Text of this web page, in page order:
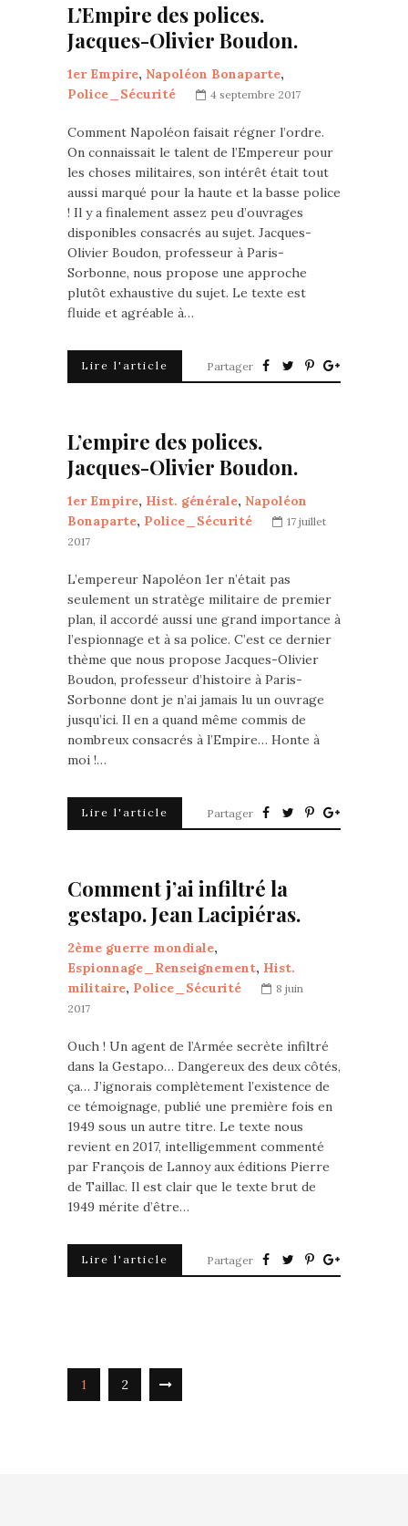
L’Empire des polices.
Jacques-Olivier Boudon.
1er Empire, Napoléon Bonaparte,
Police_Sécurité
4 septembre 2017
Comment Napoléon faisait régner l’ordre.
On connaissait le talent de l’Empereur pour
les choses militaires, son intérêt était tout
aussi marqué pour la haute et la basse police
! Il y a finalement assez peu d’ouvrages
disponibles consacrés au sujet. Jacques-
Olivier Boudon, professeur à Paris-
Sorbonne, nous propose une approche
plutôt exhaustive du sujet. Le texte est
fluide et agréable à…
Lire l'article Partager
L’empire des polices.
Jacques-Olivier Boudon.
1er Empire, Hist. générale, Napoléon
Bonaparte, Police_Sécurité
17 juillet
2017
L’empereur Napoléon 1er n’était pas
seulement un stratège militaire de premier
plan, il accordé aussi une grand importance à
l’espionnage et à sa police. C’est ce dernier
thème que nous propose Jacques-Olivier
Boudon, professeur d’histoire à Paris-
Sorbonne dont je n’ai jamais lu un ouvrage
jusqu’ici. Il en a quand même commis de
nombreux consacrés à l’Empire… Honte à
moi !…
Lire l'article Partager
Comment j’ai infiltré la
gestapo. Jean Lacipiéras.
2ème guerre mondiale,
Espionnage_Renseignement, Hist.
militaire, Police_Sécurité
8 juin
2017
Ouch ! Un agent de l’Armée secrète infiltré
dans la Gestapo… Dangereux des deux côtés,
ça… J’ignorais complètement l’existence de
ce témoignage, publié une première fois en
1949 sous un autre titre. Le texte nous
revient en 2017, intelligemment commenté
par François de Lannoy aux éditions Pierre
de Taillac. Il est clair que le texte brut de
1949 mérite d’être…
Lire l'article Partager
1 2